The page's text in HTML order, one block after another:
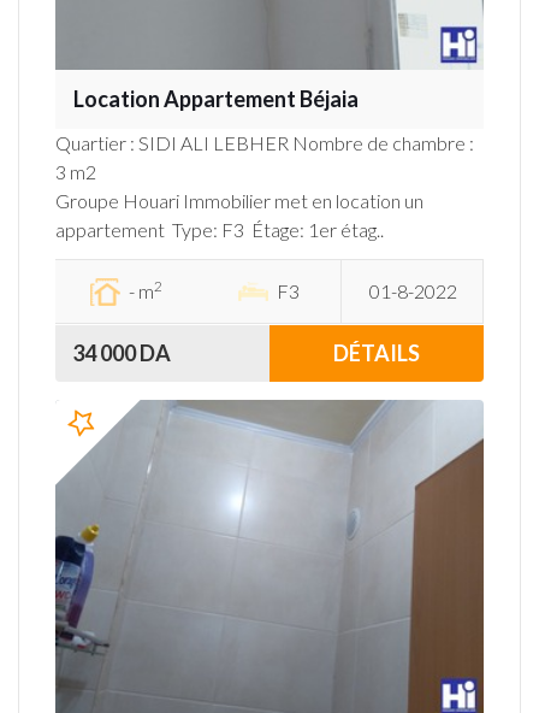
Location Appartement Béjaia
Quartier : SIDI ALI LEBHER Nombre de chambre :
3 m2
Groupe Houari Immobilier met en location un
appartement Type: F3 Étage: 1er étag..
- m2 F3 01-8-2022
34 000 DA DÉTAILS